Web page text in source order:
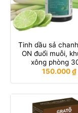
Tinh dầu sả
ON đuổi muỗi,
xông phòng
150.000₫